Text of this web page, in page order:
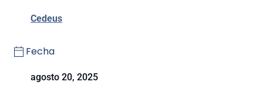
Cedeus
Fecha
agosto 20, 2025